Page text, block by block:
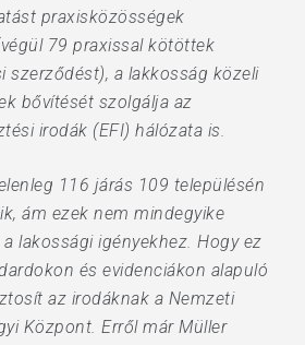
praxisközösségek
79 praxissal kötöttek
szerződést), a lakkosság közeli
bővítését szolgálja az
irodák (EFI) hálózata is.
116 járás 109 településén
ám ezek nem mindegyike
lakossági igényekhez. Hogy ez
és evidenciákon alapuló
az irodáknak a Nemzeti
Központ. Erről már Müller